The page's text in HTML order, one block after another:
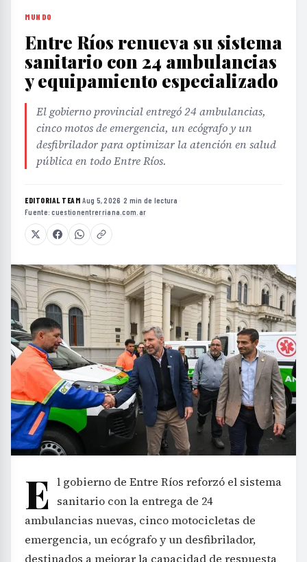
MUNDO
Entre Ríos renueva su sistema
sanitario con 24 ambulancias
y equipamiento especializado
El gobierno provincial entregó 24 ambulancias,
cinco motos de emergencia, un ecógrafo y un
desfibrilador para optimizar la atención en salud
pública en todo Entre Ríos.
EDITORIAL TEAM·Aug 5, 2026 ·2 min de lectura ·
Fuente:cuestionentrerriana.com.ar
E l gobierno de Entre Ríos reforzó el sistema
sanitario con la entrega de 24
ambulancias nuevas, cinco motocicletas de
emergencia, un ecógrafo y un desfibrilador,
destinados a mejorar la capacidad de respuesta